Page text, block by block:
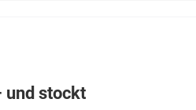
und stockt